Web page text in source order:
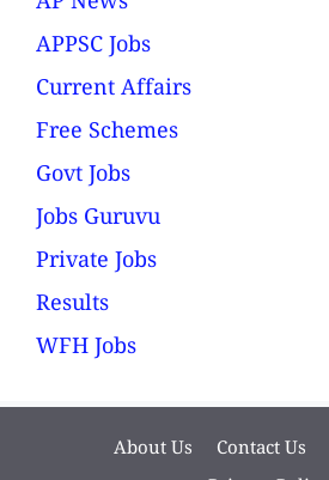
APPSC Jobs
Current Affairs
Free Schemes
Govt Jobs
Jobs Guruvu
Private Jobs
Results
WFH Jobs
About Us Contact Us